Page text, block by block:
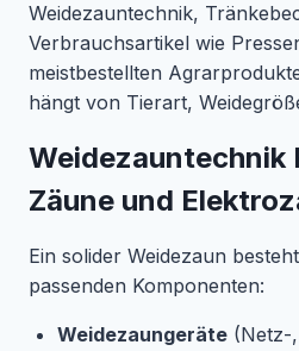
Weidezauntechnik,
Verbrauchsartikel wie
meistbestellten
hängt von Tierart,
Weidezauntechnik
Zäune und
Ein solider Weidezaun
passenden Komponenten:
Weidezaungeräte (Netz-